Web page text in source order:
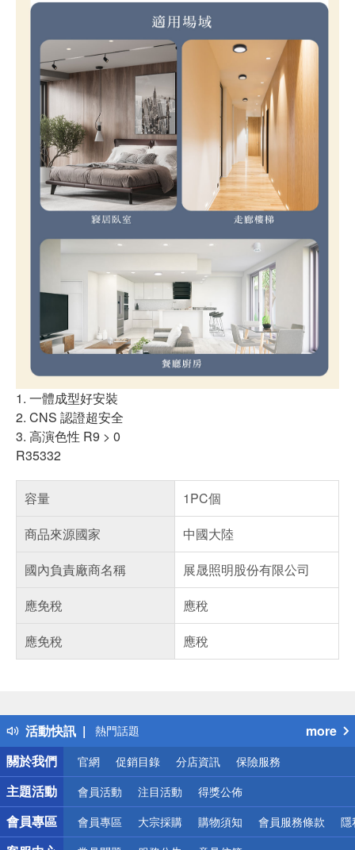
1. 一體成型好安裝
2. CNS 認證超安全
3. 高演色性 R9 > 0
R35332
容量
1PC個
商品來源國家
中國大陸
國內負責廠商名稱
展晟照明股份有限公司
應免稅
應稅
應免稅
應稅
活動快訊
得獎公告
熱門話題
銀行優惠
偏遠地區配送
詐騙網頁！請小心！
more
關於我們
官網 促銷目錄 分店資訊 保險服務
主題活動 會員活動 注目活動 得獎公佈
會員專區 會員專區 大宗採購 購物須知 會員服務條款 隱